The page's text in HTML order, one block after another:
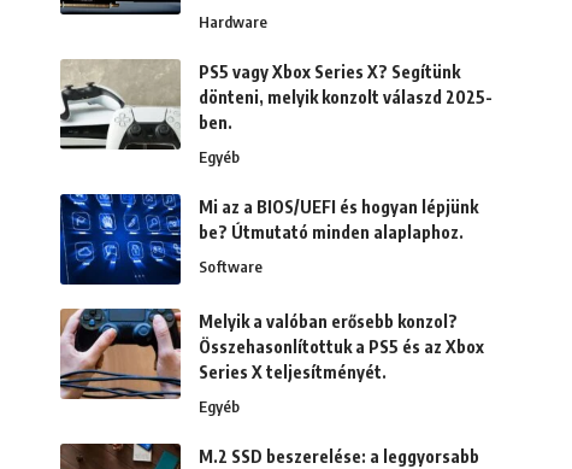
Hardware
PS5 vagy Xbox Series X? Segítünk
dönteni, melyik konzolt válaszd 2025-
ben.
Egyéb
Mi az a BIOS/UEFI és hogyan lépjünk
be? Útmutató minden alaplaphoz.
Software
Melyik a valóban erősebb konzol?
Összehasonlítottuk a PS5 és az Xbox
Series X teljesítményét.
Egyéb
M.2 SSD beszerelése: a leggyorsabb